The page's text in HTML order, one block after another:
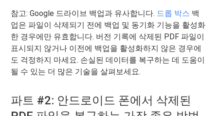
참고: Google 드라이브 백업과 유사합니다. 드롭 박스 백
업은 파일이 삭제되기 전에 백업 및 동기화 기능을 활성화
한 경우에만 유효합니다. 버전 기록에 삭제된 PDF 파일이
표시되지 않거나 이전에 백업을 활성화하지 않은 경우에
도 걱정하지 마세요. 손실된 데이터를 복구하는 데 도움이
될 수 있는 더 많은 기술을 살펴보세요.
파트 #2: 안드로이드 폰에서 삭제된